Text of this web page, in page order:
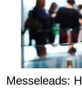
Messeleads: